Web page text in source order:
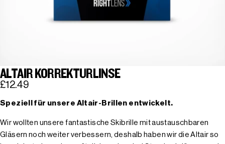
ALTAIR KORREKTURLINSE
£12.49
Speziell für unsere Altair-Brillen entwickelt.
Wir wollten unsere fantastische Skibrille mit austauschbaren
Gläsern noch weiter verbessern, deshalb haben wir die Altair so